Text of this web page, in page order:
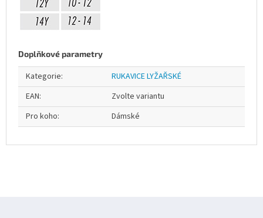
Doplňkové parametry
Kategorie:
RUKAVICE LYŽAŘSKÉ
EAN:
Zvolte variantu
Pro koho: Dámské